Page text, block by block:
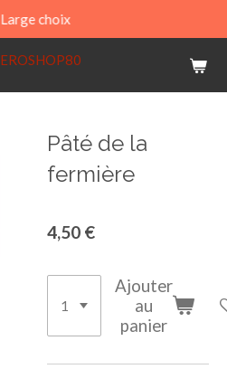
Large choix
Pâté de la
fermière
4,50 €
Ajouter
au
panier